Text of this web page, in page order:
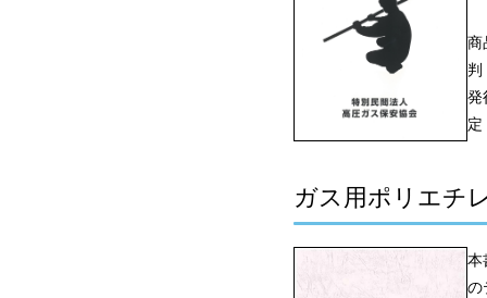
商
発
ガス用ポリエチ
本
の